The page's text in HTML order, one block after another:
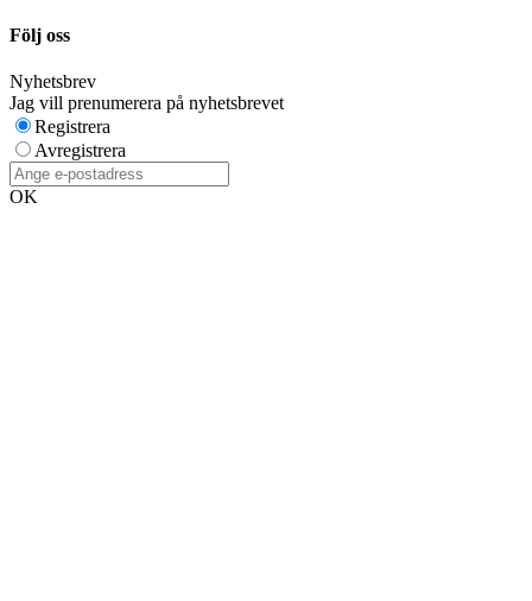
Följ oss
Nyhetsbrev
Jag vill prenumerera på nyhetsbrevet
Registrera
Avregistrera
OK